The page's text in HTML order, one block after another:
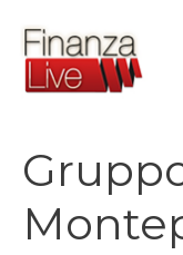
contenuto